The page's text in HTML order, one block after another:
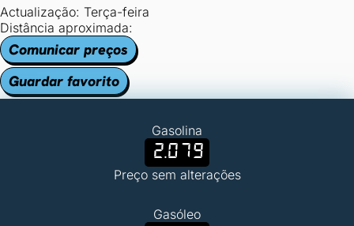
Actualização: Terça-feira
Distância aproximada:
Comunicar preços
Guardar favorito
Gasolina
2.079
Preço sem alterações
Gasóleo